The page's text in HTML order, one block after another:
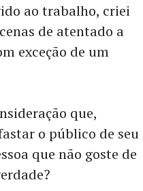
ao trabalho, criei
de atentado a
exceção de um
que,
o público de seu
que não goste de